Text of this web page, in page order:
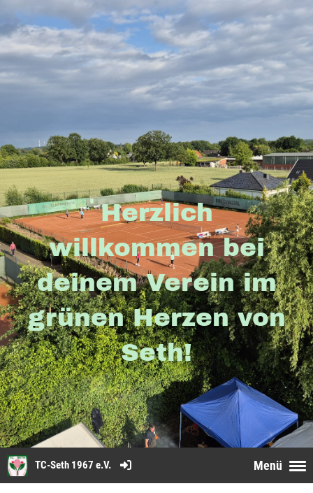
Herzlich
willkommen bei
deinem Verein im
grünen Herzen von
Seth!
Menü
TC-Seth 1967 e.V.